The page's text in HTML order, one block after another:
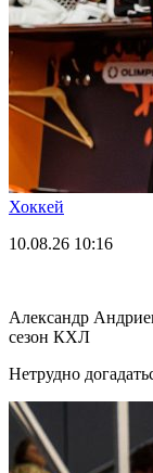
Хоккей
10.08.26 10:16
Александр
сезон КХЛ
Нетрудно